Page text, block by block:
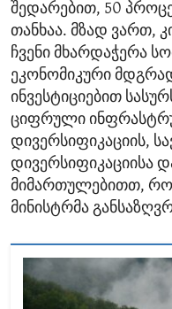
შედარებით, 50
თანხაა. მზად ვართ,
ჩვენი მხარდაჭერა
ეკონომიკური
ინვესტიციებით
ციფრული
დივერსიფიკაციის,
დივერსიფიკაციისა
მიმართულებითთ,
მინისტრმა